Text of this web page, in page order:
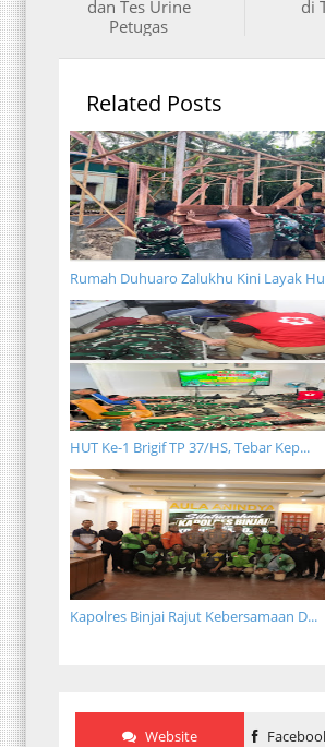
di
dan Tes Urine
Petugas
Related Posts
Rumah Duhuaro Zalukhu Kini Layak
HUT Ke-1 Brigif TP 37/HS, Tebar Kep...
Kapolres Binjai Rajut Kebersamaan D...
Website